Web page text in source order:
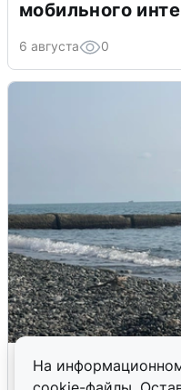
На
мобильного
6 августа 0
Сирены в Сочи: